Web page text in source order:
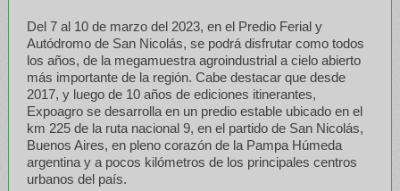
Del 7 al 10 de marzo del 2023, en el Predio Ferial y
Autódromo de San Nicolás, se podrá disfrutar como todos
los años, de la megamuestra agroindustrial a cielo abierto
más importante de la región. Cabe destacar que desde
2017, y luego de 10 años de ediciones itinerantes,
Expoagro se desarrolla en un predio estable ubicado en el
km 225 de la ruta nacional 9, en el partido de San Nicolás,
Buenos Aires, en pleno corazón de la Pampa Húmeda
argentina y a pocos kilómetros de los principales centros
urbanos del país.